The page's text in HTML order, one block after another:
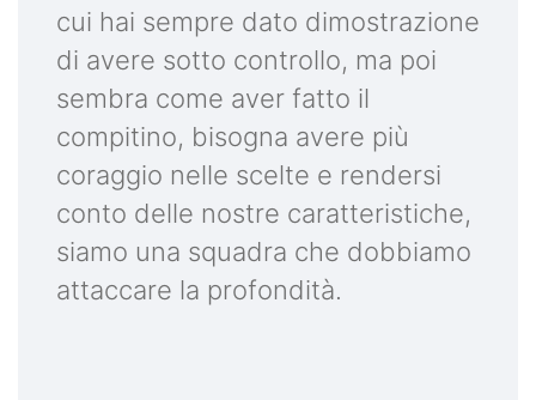
cui hai sempre dato dimostrazione
di avere sotto controllo, ma poi
sembra come aver fatto il
compitino, bisogna avere più
coraggio nelle scelte e rendersi
conto delle nostre caratteristiche,
siamo una squadra che dobbiamo
attaccare la profondità.